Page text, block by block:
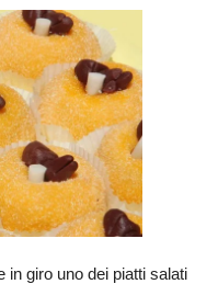
in giro uno dei piatti salati